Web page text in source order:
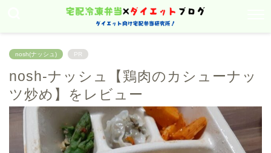
nosh(ナッシュ) PR
nosh-ナッシュ【鶏肉のカシューナッ
ツ炒め】をレビュー